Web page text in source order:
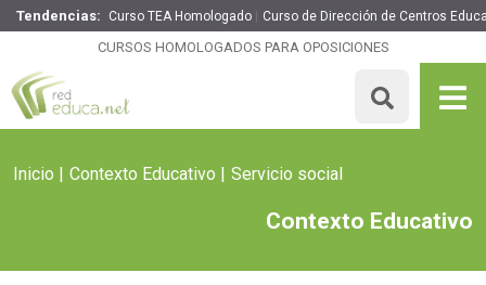
Tendencias: Curso TEA Homologado Curso de Dirección de Centros
CURSOS HOMOLOGADOS PARA OPOSICIONES
Inicio Contexto Educativo Servicio social
Contexto Educativo